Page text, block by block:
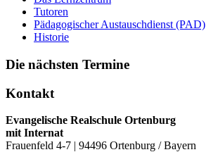
Tutoren
Pädagogischer Austauschdienst (PAD)
Historie
Die nächsten Termine
Kontakt
Evangelische Realschule Ortenburg
mit Internat
Frauenfeld 4-7 | 94496 Ortenburg / Bayern